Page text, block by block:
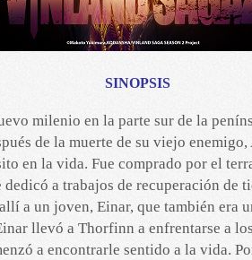
SINOPSIS
milenio en la parte sur de la
de la muerte de su viejo
en la vida. Fue comprado por el
dedicó a trabajos de recuperación de
a un joven, Einar, que también era
llevó a Thorfinn a enfrentarse a
a encontrarle sentido a la vida.